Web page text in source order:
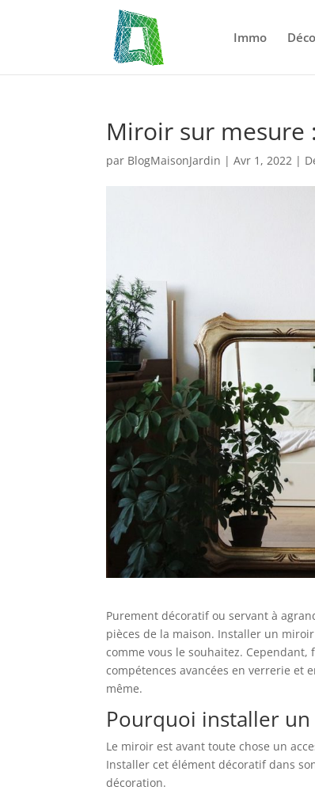
Immo
Miroir sur mesure
par BlogMaisonJardin |Avr 1, 2022 |
Purement décoratif ou servant à
pièces de la maison. Installer un
comme vous le souhaitez. Cependant,
compétences avancées en verrerie et
même.
Pourquoi installer
Le miroir est avant toute chose un
Installer cet élément décoratif dans
décoration.